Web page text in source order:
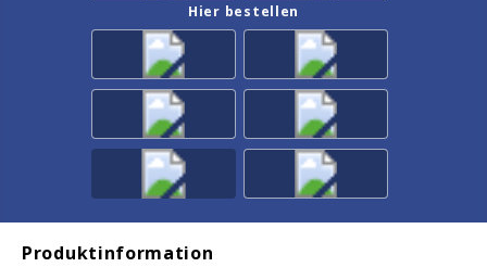
Hier bestellen
Produktinformation